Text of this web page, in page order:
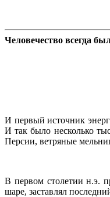
Человечество всегда
И первый источник
И так было несколько
Персии, ветряные
В первом столетии н.э.
шаре, заставлял